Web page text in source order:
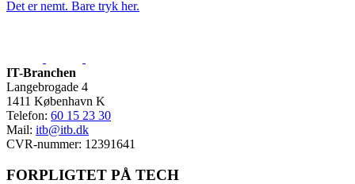
Det er nemt. Bare tryk her.
IT-Branchen
Langebrogade 4
1411 København K
Telefon: 60 15 23 30
Mail: itb@itb.dk
CVR-nummer: 12391641
FORPLIGTET PÅ TECH